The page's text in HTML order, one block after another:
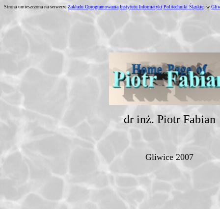
Strona umieszczona na serwerze Zakładu Oprogramowania Instytutu Informatyki Politechniki Śląskiej w
dr inż. Piotr Fabian
Gliwice 2007